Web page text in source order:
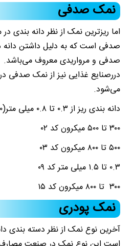
نمک‌ صدفی
اما ریزترین نمک از نظر دانه بندی
صدفی است که به دلیل داشتن
صدفی و مرواریدی معروف می‌باشد.
دررصنایع غذایی نیز از نمک صدفی در
می‌شود.
دانه بندی ریز از ۰.۳ تا ۰.۸ میلی متر(۵۰۰ تا ۸۰۰ میکرون)
۳۰۰ تا ۵۰۰ میکرون کد ۰۲
۵۰۰ تا ۸۰۰ میکرون کد ۰۳
۰.۳ تا ۱.۵ میلی متر کد ۰۹
۳۰۰ تا ۸۰۰ میکرون کد ۱۵
نمک‌ پودری
آخرین نوع نمک از نظر دسته بندی